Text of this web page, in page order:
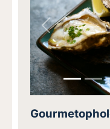
Previous